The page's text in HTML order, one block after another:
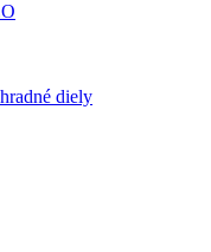
diely